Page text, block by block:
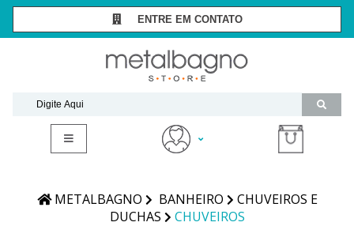
ENTRE EM CONTATO
SÃO PAULO - (11) 3081-7006
RIO DE JANEIRO -
(21) 2294-8091
(11) 99467-1909
METALBAGNO BANHEIRO
CHUVEIROS E
DUCHAS
CHUVEIROS